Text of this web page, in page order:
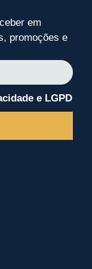
em
promoções e
e LGPD